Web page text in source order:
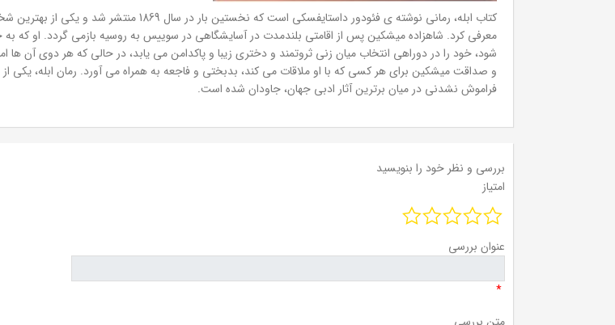
کتاب ابله، رمانی نوشته ی فئودور داستایفسکی
معرفی کرد. شاهزاده میشکین پس از اقامتی بلندمدت در آسایشگاهی در سوییس به روسیه بازمی گردد. او
شود، خود را در دوراهی انتخاب میان زنی ثروتمند و دختری زیبا و پاکدامن می یابد، در حالی که هر دوی آن ها
و صداقت میشکین برای هر کسی که با او ملاقات می کند، بدبختی و فاجعه به همراه می آورد. رمان ابله، یکی
فراموش نشدنی در میان برترین آثار ادبی جهان، جاودان شده است.
بررسی و نظر خود را بنویسید
امتیاز
عنوان بررسی
*